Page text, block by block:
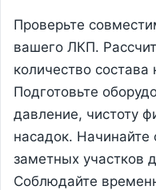
Проверьте
вашего ЛКП.
количество
Подготовьте
давление, чистоту
насадок. Начинайте
заметных участков
Соблюдайте